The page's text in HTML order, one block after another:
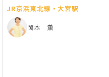
JR京浜東北線・大宮駅
岡本 薫